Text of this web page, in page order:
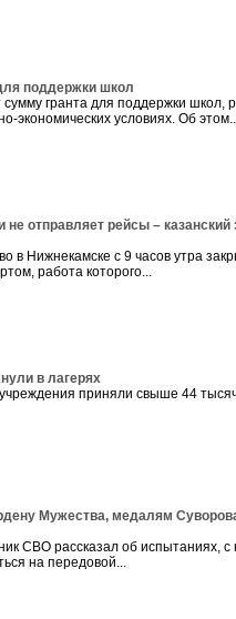
поддержки школ
сумму гранта для поддержки школ,
экономических условиях. Об
отправляет рейсы – казанский
в Нижнекамске с 9 часов утра
работа которого...
в лагерях
учреждения приняли свыше 44
Мужества, медалям
СВО рассказал об испытаниях,
на передовой...